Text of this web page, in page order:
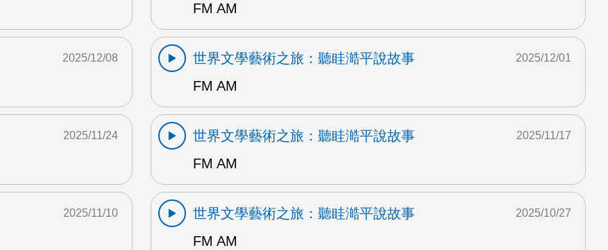
FM AM
2025/12/08
世界文學藝術之旅：聽眭澔平說故事
FM AM
2025/12/01
2025/11/24
世界文學藝術之旅：聽眭澔平說故事
FM AM
2025/11/17
2025/11/10
世界文學藝術之旅：聽眭澔平說故事
FM AM
2025/10/27